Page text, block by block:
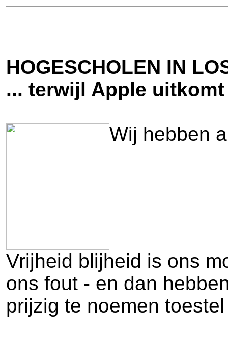
HOGESCHOLEN IN
... terwijl Apple
Wij hebben
Vrijheid blijheid is ons
ons fout - en dan
prijzig te noemen